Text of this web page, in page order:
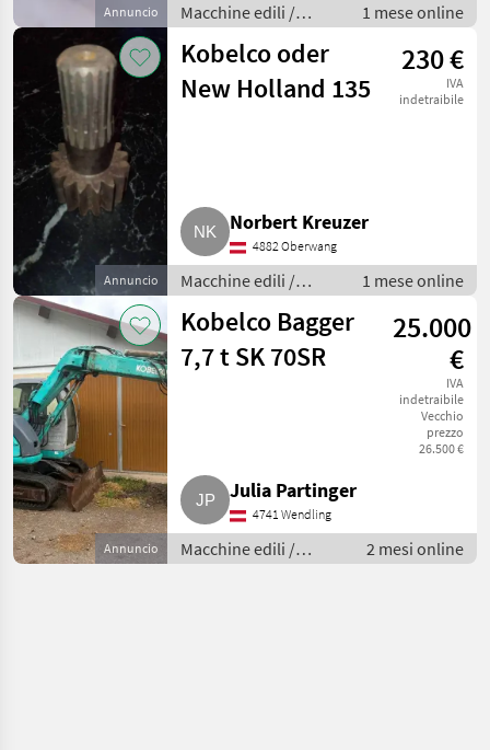
Annuncio
Macchine edili /
Escavatori cingolati
1 mese online
Annuncio
Kobelco oder
New Holland 135
230 €
IVA
indetraibile
Norbert Kreuzer
4882 Oberwang
Macchine edili /
Escavatori cingolati
1 mese online
Annuncio
Kobelco Bagger
7,7 t SK 70SR
25.000
€
IVA
indetraibile
Vecchio
prezzo
26.500 €
Julia Partinger
4741 Wendling
Macchine edili /
Escavatori cingolati
2 mesi online